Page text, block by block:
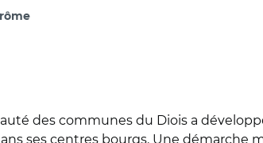
des communes du Diois a
ses centres bourgs. Une démarche